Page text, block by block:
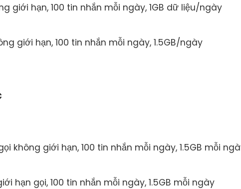
giới hạn, 100 tin nhắn mỗi ngày, 1GB dữ liệu/ngày
giới hạn, 100 tin nhắn mỗi ngày, 1.5GB/ngày
không giới hạn, 100 tin nhắn mỗi ngày, 1.5GB mỗi
hạn gọi, 100 tin nhắn mỗi ngày, 1.5GB mỗi ngày